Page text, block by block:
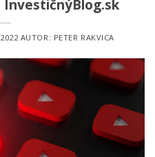
InvestičnýBlog.sk
AUTOR: PETER RAKVICA